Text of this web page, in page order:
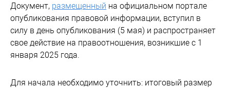
Документ, размещенный на официальном портале
опубликования правовой информации, вступил в
силу в день опубликования (5 мая) и распространяет
свое действие на правоотношения, возникшие с 1
января 2025 года.
Для начала необходимо уточнить: итоговый размер